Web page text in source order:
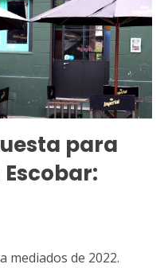
para
mediados de 2022.